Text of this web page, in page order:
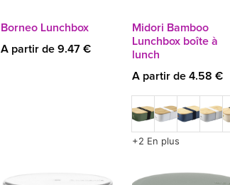
Borneo Lunchbox
A partir de 9.47 €
Midori Bamboo
Lunchbox boîte à
lunch
A partir de 4.58 €
+2 En plus